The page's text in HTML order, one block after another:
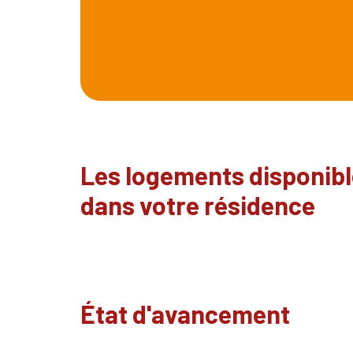
Les logements
dans votre résidence
État d'avancement